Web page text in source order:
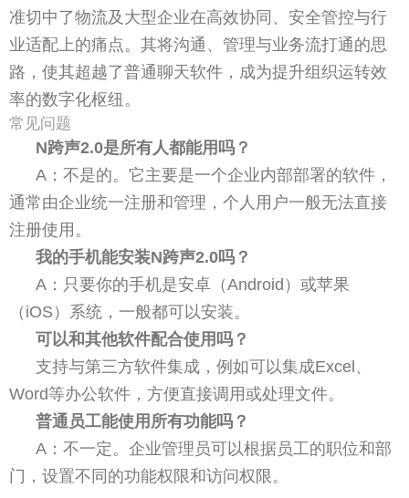
准切中了物流及大型企业在高效协同、安全管控与行
业适配上的痛点。其将沟通、管理与业务流打通的思
路，使其超越了普通聊天软件，成为提升组织运转效
率的数字化枢纽。
常见问题
N跨声2.0是所有人都能用吗？
A：不是的。它主要是一个企业内部部署的软件，
通常由企业统一注册和管理，个人用户一般无法直接
注册使用。
我的手机能安装N跨声2.0吗？
A：只要你的手机是安卓（Android）或苹果
（iOS）系统，一般都可以安装。
可以和其他软件配合使用吗？
支持与第三方软件集成，例如可以集成Excel、
Word等办公软件，方便直接调用或处理文件。
普通员工能使用所有功能吗？
A：不一定。企业管理员可以根据员工的职位和部
门，设置不同的功能权限和访问权限。